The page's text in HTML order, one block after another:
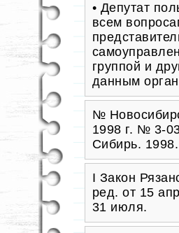
• Депутат
всем
группой и
данным
№
1998 г. № 3-
Сибирь.
І Закон
ред. от 15
31 июля.